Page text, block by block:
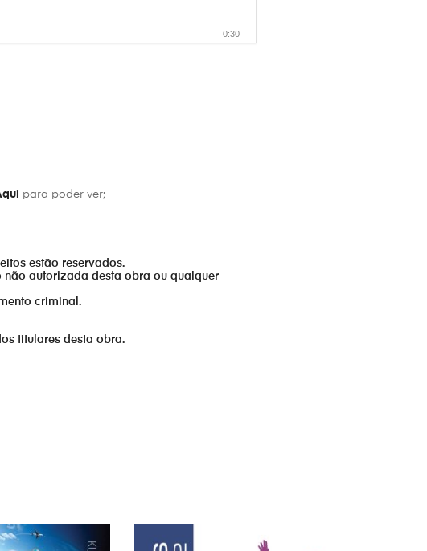
0:30
para poder ver;
estão reservados.
autorizada desta obra ou qualquer
criminal.
titulares desta obra.